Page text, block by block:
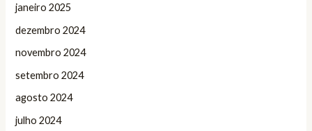
janeiro 2025
dezembro 2024
novembro 2024
setembro 2024
agosto 2024
julho 2024